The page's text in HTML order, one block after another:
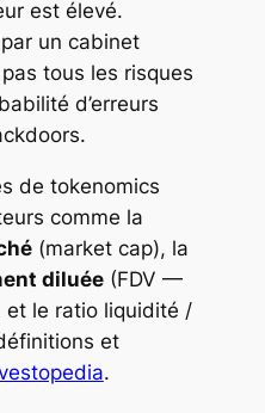
est élevé.
un cabinet
tous les risques
d’erreurs
de tokenomics
comme la
(market cap), la
diluée(FDV —
le ratio liquidité /
et
.